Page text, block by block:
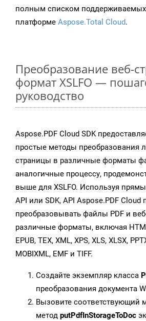
полным списком
платформе Aspose.Total Cloud.
Преобразование веб-
формат XSLFO —
руководство
Aspose.PDF Cloud SDK
простые методы преобразования
страницы в различные форматы
аналогичные процессу,
выше для XSLFO. Используя
API или SDK, API Aspose.PDF
преобразовывать файлы PDF и
различные форматы, включая
EPUB, TEX, XML, XPS, XLS, XLSX,
MOBIXML, EMF и TIFF.
Создайте экземпляр класса
преобразования документа
Вызовите соответствующий
метод putPdfInStorageToDoc